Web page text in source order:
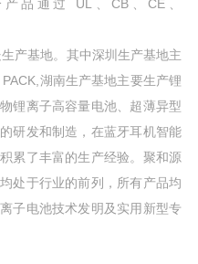
品通过 UL、CB、CE、
基地。其中深圳生产基地主
湖南生产基地主要生产锂
锂离子高容量电池、超薄异型
研发和制造，在蓝牙耳机智能
累了丰富的生产经验。聚和源
处于行业的前列，所有产品均
子电池技术发明及实用新型专